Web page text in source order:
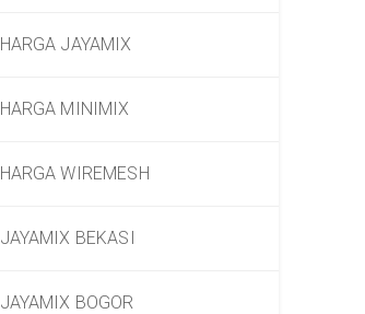
HARGA JAYAMIX
HARGA MINIMIX
HARGA WIREMESH
JAYAMIX BEKASI
JAYAMIX BOGOR